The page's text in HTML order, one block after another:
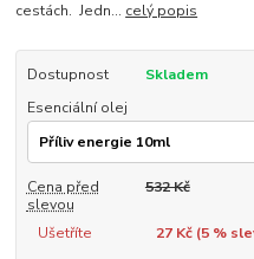
cestách. Jedn... celý popis
Dostupnost
Skladem
Esenciální olej
Cena před
slevou
532 Kč
Ušetříte 27 Kč (5%